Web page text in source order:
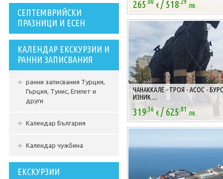
СЕПТЕМВРИЙСКИ
ПРАЗНИЦИ И ЕСЕН
КАЛЕНДАР ЕКСКУРЗИИ И
РАННИ ЗАПИСВАНИЯ
ранни записвания Турция,
Гърция, Тунис, Египет и
други
Календар България
Календар чужбина
ЕКСКУРЗИИ
265 € /518 лв.
ЧАНАККАЛЕ - ТРОЯ - АСОС -
ИЗНИК ...
319.56 €/625.01 лв.